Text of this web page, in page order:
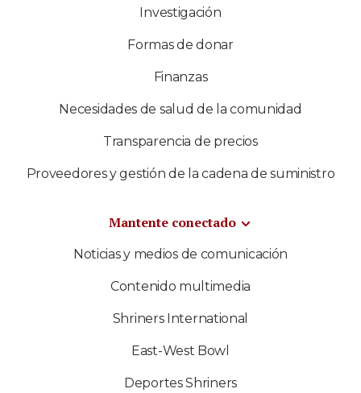
Investigación
Formas de donar
Finanzas
Necesidades de salud de la comunidad
Transparencia de precios
Proveedores y gestión de la cadena de suministro
Mantente conectado
Noticias y medios de comunicación
Contenido multimedia
Shriners International
East-West Bowl
Deportes Shriners